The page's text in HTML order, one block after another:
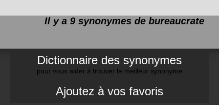
Il y a 9 synonymes de bureaucrate
Dictionnaire des synonymes
pour vous aider à trouver le meilleur synonyme
Ajoutez à vos favoris